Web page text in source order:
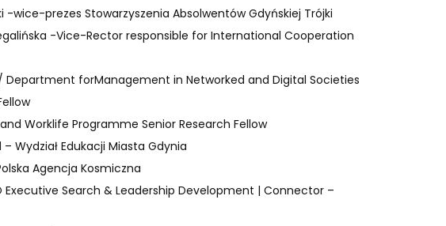
-wice-prezes Stowarzyszenia Absolwentów Gdyńskiej Trójki
-Vice-Rector responsible for International Cooperation
Department forManagement in Networked and Digital Societies
Worklife Programme Senior Research Fellow
Wydział Edukacji Miasta Gdynia
Agencja Kosmiczna
Executive Search & Leadership Development | Connector –